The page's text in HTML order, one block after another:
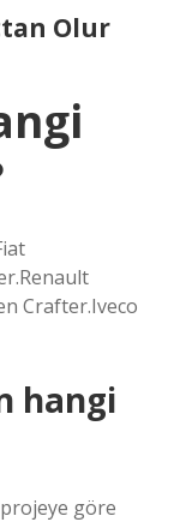
Olur
Crafter.Iveco
hangi
göre